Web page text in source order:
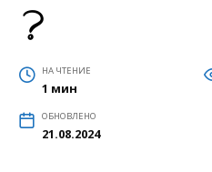
НА ЧТЕНИЕ
1 мин
ОБНОВЛЕНО
21.08.2024